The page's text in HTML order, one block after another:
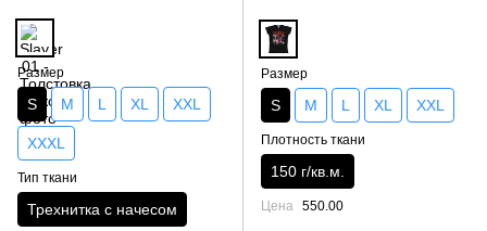
Размер
S M L XL XXL
XXXL
Тип ткани
Трехнитка с начесом
Размер
S M L XL XXL
Плотность ткани
150 г/кв.м.
Цена 550.00